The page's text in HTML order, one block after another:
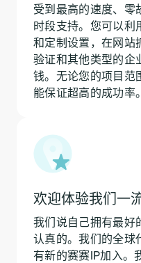
受到最高的速度、
时段支持。您可以利
和定制设置，在网站
验证和其他类型的企
钱。无论您的项目范
能保证超高的成功率。
欢迎体验我们一
我们说自己拥有最好
认真的。我们的全球
有新的赛赛IP加入。